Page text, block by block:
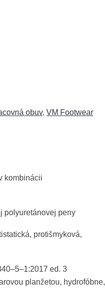
obuv, VM Footwear
kombinácii
polyuretánovej peny
protišmyková,
ed. 3
planžetou, hydrofóbne,